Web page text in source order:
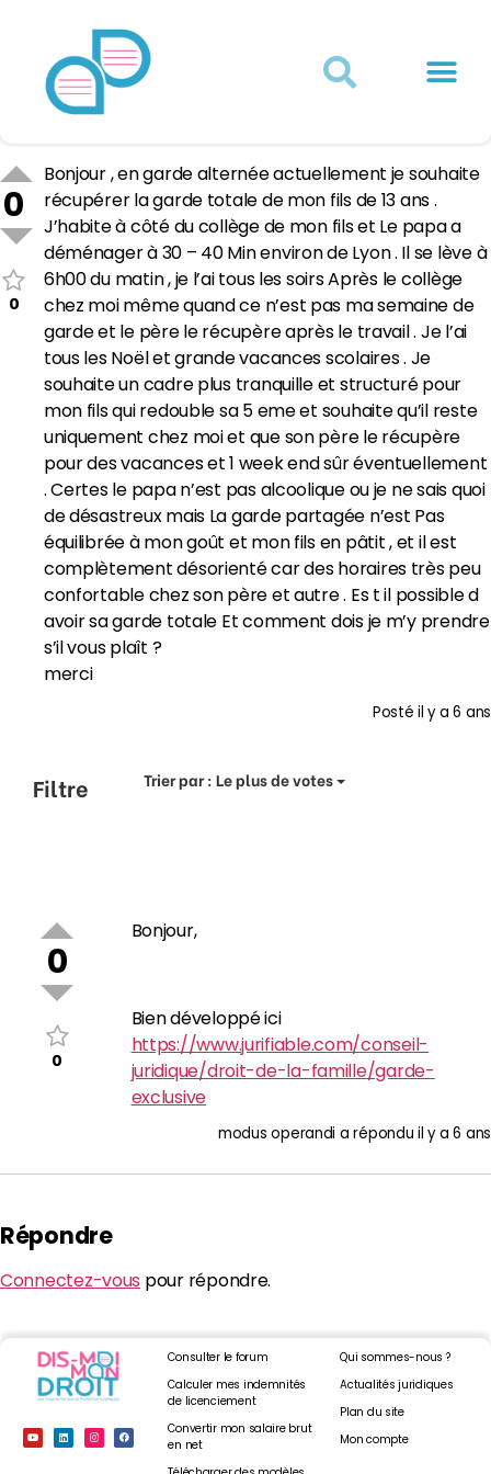
0
0
Bonjour , en garde alternée actuellement je souhaite
récupérer la garde totale de mon fils de 13 ans .
J’habite à côté du collège de mon fils et Le papa a
déménager à 30 – 40 Min environ de Lyon . Il se lève à
6h00 du matin , je l’ai tous les soirs Après le collège
chez moi même quand ce n’est pas ma semaine de
garde et le père le récupère après le travail . Je l’ai
tous les Noël et grande vacances scolaires . Je
souhaite un cadre plus tranquille et structuré pour
mon fils qui redouble sa 5 eme et souhaite qu’il reste
uniquement chez moi et que son père le récupère
pour des vacances et 1 week end sûr éventuellement
. Certes le papa n’est pas alcoolique ou je ne sais quoi
de désastreux mais La garde partagée n’est Pas
équilibrée à mon goût et mon fils en pâtit , et il est
complètement désorienté car des horaires très peu
confortable chez son père et autre . Es t il possible d
avoir sa garde totale Et comment dois je m’y prendre
s’il vous plaît ?
merci
Postéil y a 6 ans
Filtre Trier par :Le plus de votes
0
0
Bonjour,
Bien développé ici
https://www.jurifiable.com/conseil-
juridique/droit-de-la-famille/garde-
exclusive
modus operandi a réponduil y a 6 ans
Répondre
Connectez-vous pour répondre.
Consulter le forum
Calculer mes indemnités
de licenciement
Convertir mon salaire brut
en net
Qui sommes-nous ?
Actualités juridiques
Plan du site
Mon compte